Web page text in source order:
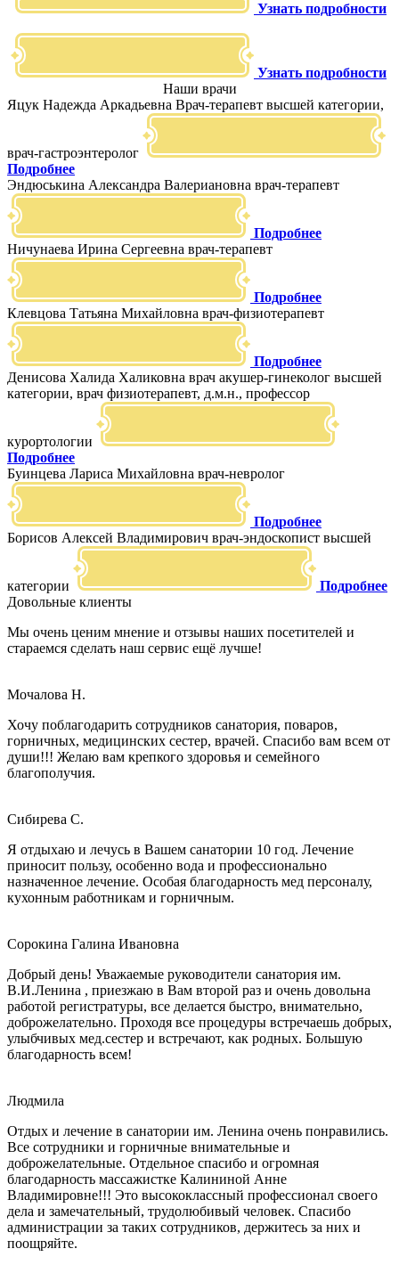
Узнать подробности
Узнать подробности
Наши врачи
Яцук Надежда Аркадьевна Врач-терапевт высшей категории,
врач-гастроэнтеролог
Подробнее
Эндюськина Александра Валериановна врач-терапевт
Подробнее
Ничунаева Ирина Сергеевна врач-терапевт
Подробнее
Клевцова Татьяна Михайловна врач-физиотерапевт
Подробнее
Денисова Халида Халиковна врач акушер-гинеколог высшей
категории, врач физиотерапевт, д.м.н., профессор
курортологии
Подробнее
Буинцева Лариса Михайловна врач-невролог
Подробнее
Борисов Алексей Владимирович врач-эндоскопист высшей
категории
Подробнее
Довольные клиенты
Мы очень ценим мнение и отзывы наших посетителей и
стараемся сделать наш сервис ещё лучше!
Мочалова Н.
Хочу поблагодарить сотрудников санатория, поваров,
горничных, медицинских сестер, врачей. Спасибо вам всем от
души!!! Желаю вам крепкого здоровья и семейного
благополучия.
Сибирева С.
Я отдыхаю и лечусь в Вашем санатории 10 год. Лечение
приносит пользу, особенно вода и профессионально
назначенное лечение. Особая благодарность мед персоналу,
кухонным работникам и горничным.
Сорокина Галина Ивановна
Добрый день! Уважаемые руководители санатория им.
В.И.Ленина , приезжаю в Вам второй раз и очень довольна
работой регистратуры, все делается быстро, внимательно,
доброжелательно. Проходя все процедуры встречаешь добрых,
улыбчивых мед.сестер и встречают, как родных. Большую
благодарность всем!
Людмила
Отдых и лечение в санатории им. Ленина очень понравились.
Все сотрудники и горничные внимательные и
доброжелательные. Отдельное спасибо и огромная
благодарность массажистке Калининой Анне
Владимировне!!! Это высококлассный профессионал своего
дела и замечательный, трудолюбивый человек. Спасибо
администрации за таких сотрудников, держитесь за них и
поощряйте.